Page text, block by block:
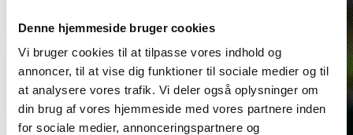
Denne hjemmeside bruger cookies
Vi bruger cookies til at tilpasse vores indhold og
annoncer, til at vise dig funktioner til sociale medier og til
at analysere vores trafik. Vi deler også oplysninger om
din brug af vores hjemmeside med vores partnere inden
for sociale medier, annonceringspartnere og